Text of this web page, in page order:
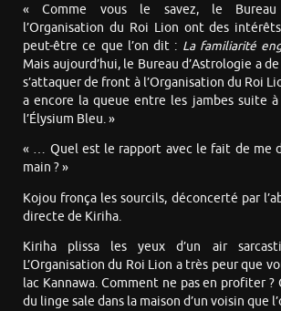
« Comme vous le savez, le Bureau
l’Organisation du Roi Lion ont des
peut-être ce que l’on dit : La familiarité
Mais aujourd’hui, le Bureau d’Astrologie a
s’attaquer de front à l’Organisation du Roi
a encore la queue entre les jambes suite à
l’Élysium Bleu. »
« … Quel est le rapport avec le fait de me
main ? »
Kojou fronça les sourcils, déconcerté par
directe de Kiriha.
Kiriha plissa les yeux d’un air
L’Organisation du Roi Lion a très peur que
lac Kannawa. Comment ne pas en profiter ?
du linge sale dans la maison d’un voisin que